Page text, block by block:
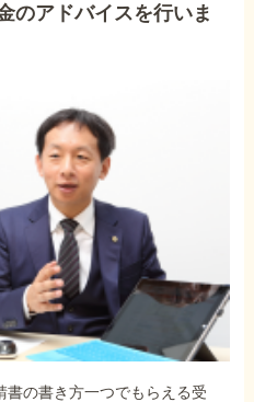
のアドバイスを行いま
書の書き方一つでもらえる受